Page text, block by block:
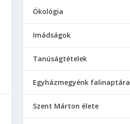
Ökológia
Imádságok
Tanúságtételek
Egyházmegyénk falinaptára
Szent Márton élete